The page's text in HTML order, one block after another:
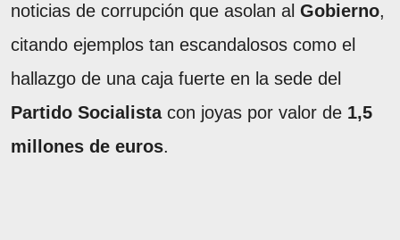
noticias de corrupción que asolan al Gobierno,
citando ejemplos tan escandalosos como el
hallazgo de una caja fuerte en la sede del
Partido Socialistacon joyas por valor de 1,5
millones de euros.